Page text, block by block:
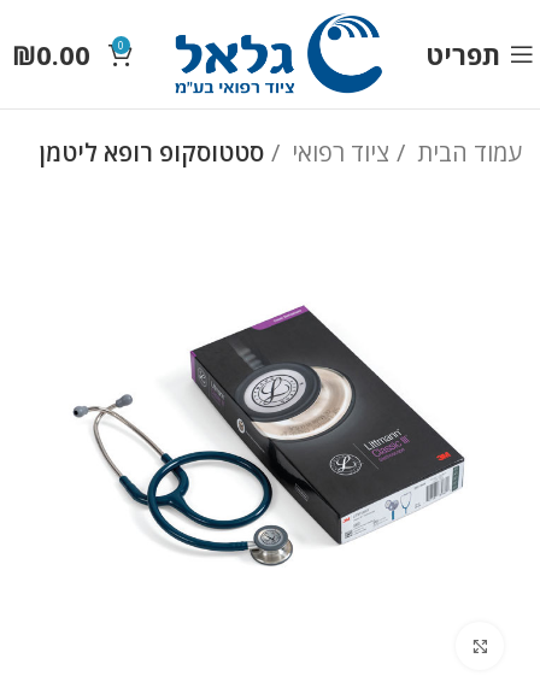
תפריט 0
₪0.00
עמוד הבית ציוד רפואי סטטוסקופ רופא ליטמן